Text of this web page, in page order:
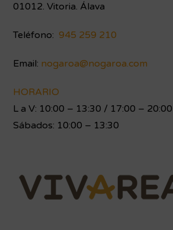
01012. Vitoria. Álava
Teléfono: 945 259 210
Email: nogaroa@nogaroa.com
HORARIO
L a V: 10:00 – 13:30 / 17:00 – 20:00
Sábados: 10:00 – 13:30